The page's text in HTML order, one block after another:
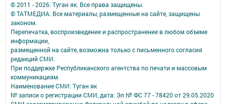
© 2011 - 2026. Туган як. Все права защищены.
© ТАТМЕДИА. Все материалы, размещенные на сайте, защищены
законом.
Перепечатка, воспроизведение и распространение в любом объеме
информации,
размещенной на сайте, возможна только с письменного согласия
редакций СМИ.
При поддержке Республиканского агентства по печати и массовым
коммуникациям.
Наименование СМИ: Туган як
№ записи о регистрации СМИ, дата: Эл № ФС 77 - 78420 от 29.05.2020